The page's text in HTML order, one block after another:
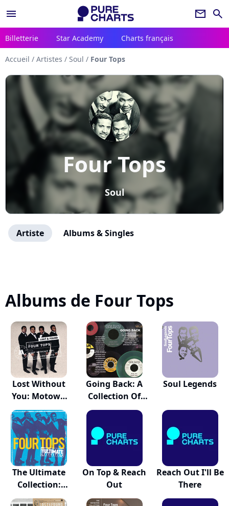
menu newsletter search
Billetterie Star Academy Charts français
Accueil / Artistes / Soul / Four Tops
Four Tops
Soul
Artiste Albums & Singles
Albums de Four Tops
Lost Without
You: Motown
Lost...
Going Back: A
Collection Of
R...
Soul Legends
The Ultimate
Collection:
Fou...
On Top & Reach
Out
Reach Out I'll Be
There